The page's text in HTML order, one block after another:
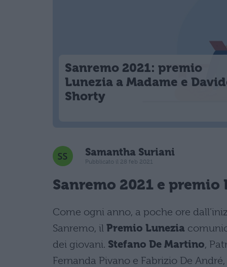
Sanremo 2021: premio
Lunezia a Madame e
Shorty
Samantha Suriani
Pubblicato il 28 feb 2021
Sanremo 2021 e premio
Come ogni anno, a poche ore
Sanremo, il Premio Lunezia
dei giovani. Stefano De Martino,
Fernanda Pivano e Fabrizio De